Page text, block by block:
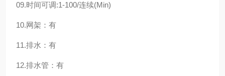
09.时间可调:1-100/连续(Min)
10.网架：有
11.排水：有
12.排水管：有